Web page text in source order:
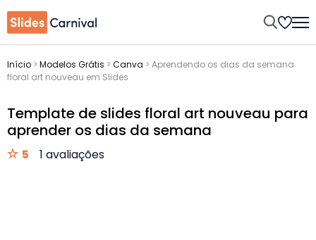
Início > Modelos Grátis > Canva > Aprendendo os dias da semana
floral art nouveau em Slides
Template de slides floral art nouveau para
aprender os dias da semana
5 1 avaliações